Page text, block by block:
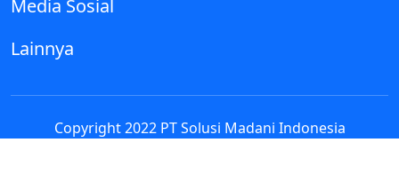
Media Sosial
Lainnya
Copyright 2022 PT Solusi Madani Indonesia